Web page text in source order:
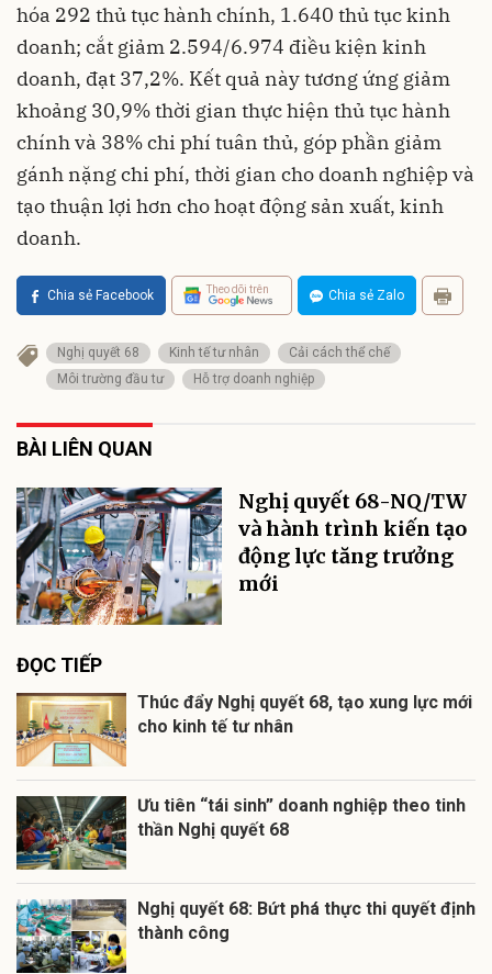
hóa 292 thủ tục hành chính, 1.640 thủ tục kinh
doanh; cắt giảm 2.594/6.974 điều kiện kinh
doanh, đạt 37,2%. Kết quả này tương ứng giảm
khoảng 30,9% thời gian thực hiện thủ tục hành
chính và 38% chi phí tuân thủ, góp phần giảm
gánh nặng chi phí, thời gian cho doanh nghiệp và
tạo thuận lợi hơn cho hoạt động sản xuất, kinh
doanh.
Chia sẻ Facebook Theo dõi trên Chia sẻ Zalo
Nghị quyết 68 Kinh tế tư nhân
Cải cách thể chế
Môi trường đầu tư
Hỗ trợ doanh nghiệp
BÀI LIÊN QUAN
Nghị quyết 68-NQ/TW
và hành trình kiến tạo
động lực tăng trưởng
mới
ĐỌC TIẾP
Thúc đẩy Nghị quyết 68, tạo xung lực mới
cho kinh tế tư nhân
Ưu tiên “tái sinh” doanh nghiệp theo tinh
thần Nghị quyết 68
Nghị quyết 68: Bứt phá thực thi quyết định
thành công